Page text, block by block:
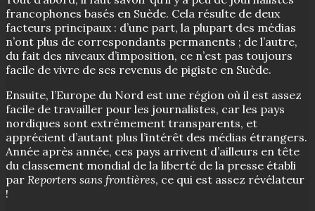
francophones basés en Suède. Cela résulte de deux
facteurs principaux : d’une part, la plupart des médias
n’ont plus de correspondants permanents ; de l’autre,
du fait des niveaux d’imposition, ce n’est pas toujours
facile de vivre de ses revenus de pigiste en Suède.
Ensuite, l’Europe du Nord est une région où il est assez
facile de travailler pour les journalistes, car les pays
nordiques sont extrêmement transparents, et
apprécient d’autant plus l’intérêt des médias étrangers.
Année après année, ces pays arrivent d’ailleurs en tête
du classement mondial de la liberté de la presse établi
par Reporters sans frontières, ce qui est assez révélateur
!